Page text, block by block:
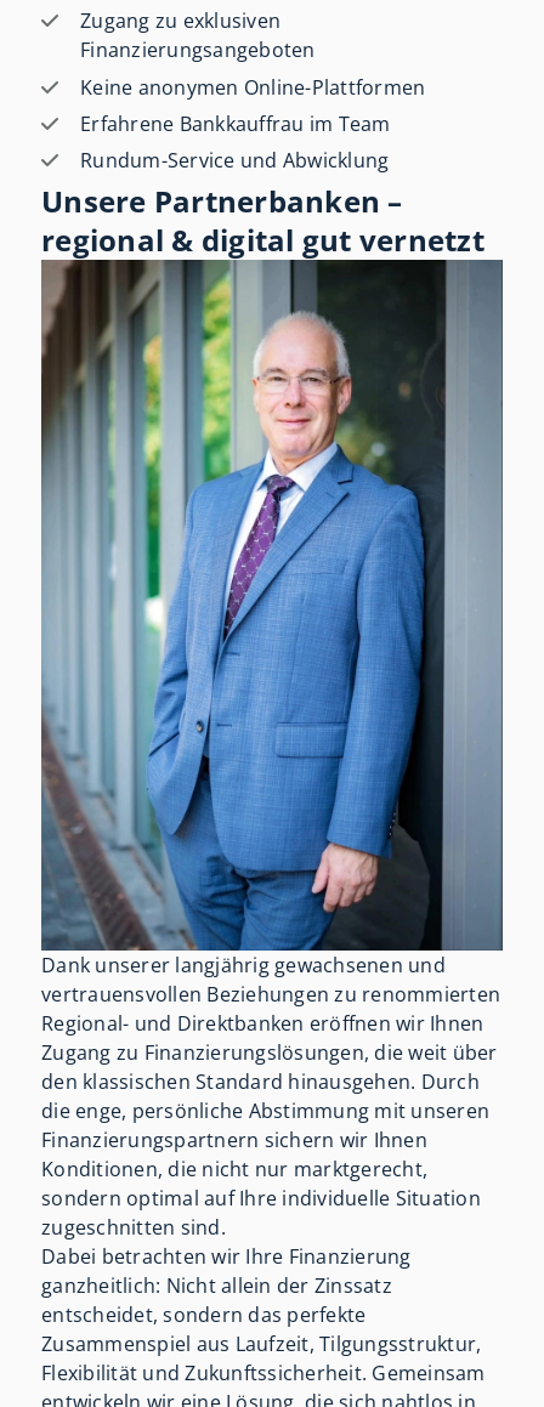
Zugang zu exklusiven
Finanzierungsangeboten
Keine anonymen Online-Plattformen
Erfahrene Bankkauffrau im Team
Rundum-Service und Abwicklung
Unsere Partnerbanken –
regional & digital gut vernetzt
Dank unserer langjährig gewachsenen und
vertrauensvollen Beziehungen zu renommierten
Regional- und Direktbanken eröffnen wir Ihnen
Zugang zu Finanzierungslösungen, die weit über
den klassischen Standard hinausgehen. Durch
die enge, persönliche Abstimmung mit unseren
Finanzierungspartnern sichern wir Ihnen
Konditionen, die nicht nur marktgerecht,
sondern optimal auf Ihre individuelle Situation
zugeschnitten sind.
Dabei betrachten wir Ihre Finanzierung
ganzheitlich: Nicht allein der Zinssatz
entscheidet, sondern das perfekte
Zusammenspiel aus Laufzeit, Tilgungsstruktur,
Flexibilität und Zukunftssicherheit. Gemeinsam